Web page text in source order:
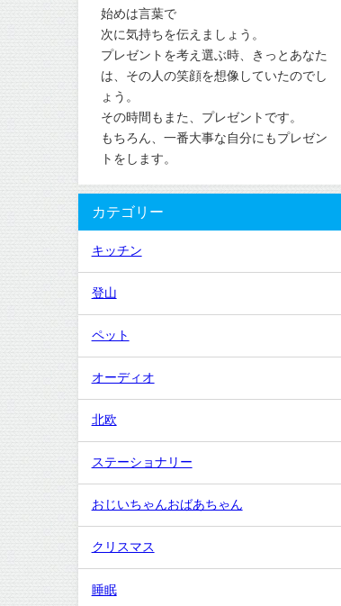
始めは言葉で
次に気持ちを伝えましょう。
プレゼントを考え選ぶ時、きっとあなた
は、その人の笑顔を想像していたのでし
ょう。
その時間もまた、プレゼントです。
もちろん、一番大事な自分にもプレゼン
トをします。
カテゴリー
キッチン
登山
ペット
オーディオ
北欧
ステーショナリー
おじいちゃんおばあちゃん
クリスマス
睡眠